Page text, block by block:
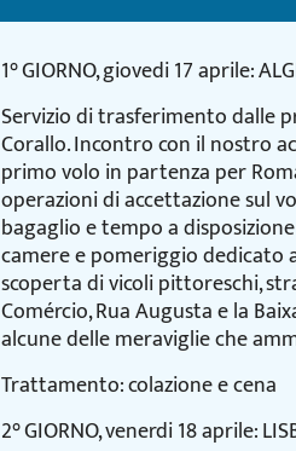
1° GIORNO, giovedi 17 aprile:
Servizio di trasferimento dalle
Corallo. Incontro con il nostro
primo volo in partenza per
operazioni di accettazione sul
bagaglio e tempo a
camere e pomeriggio dedicato
scoperta di vicoli pittoreschi,
Comércio, Rua Augusta e la
alcune delle meraviglie che
Trattamento: colazione e cena
2° GIORNO, venerdi 18 aprile: